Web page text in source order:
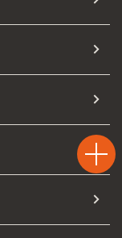
Test
Drive
Chiama